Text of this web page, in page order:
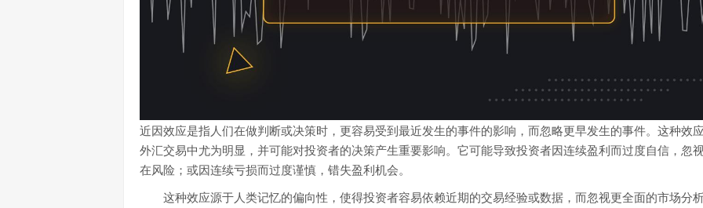
近因效应是指人们在做判断或决策时，更容易受到最近发生的事件的影响，而忽略更早发生的事件。这种效
外汇交易中尤为明显，并可能对投资者的决策产生重要影响。它可能导致投资者因连续盈利而过度自信，忽
在风险；或因连续亏损而过度谨慎，错失盈利机会。
这种效应源于人类记忆的偏向性，使得投资者容易依赖近期的交易经验或数据，而忽视更全面的市场分